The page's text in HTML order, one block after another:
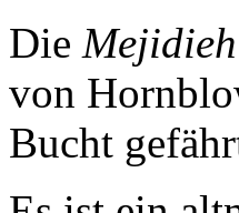
Die Mejidieh
von
Bucht